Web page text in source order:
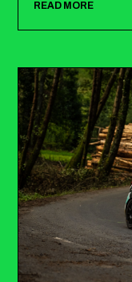
READ MORE